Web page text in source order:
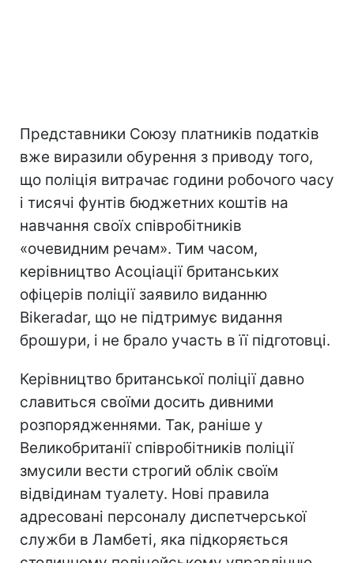
Представники Союзу платників податків
вже виразили обурення з приводу того,
що поліція витрачає години робочого часу
і тисячі фунтів бюджетних коштів на
навчання своїх співробітників
«очевидним речам». Тим часом,
керівництво Асоціації британських
офіцерів поліції заявило виданню
Bikeradar, що не підтримує видання
брошури, і не брало участь в її підготовці.
Керівництво британської поліції давно
славиться своїми досить дивними
розпорядженнями. Так, раніше у
Великобританії співробітників поліції
змусили вести строгий облік своїм
відвідинам туалету. Нові правила
адресовані персоналу диспетчерської
служби в Ламбеті, яка підкоряється